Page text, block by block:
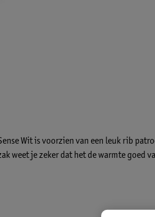
Wit is voorzien van een leuk rib
weet je zeker dat het de warmte goed